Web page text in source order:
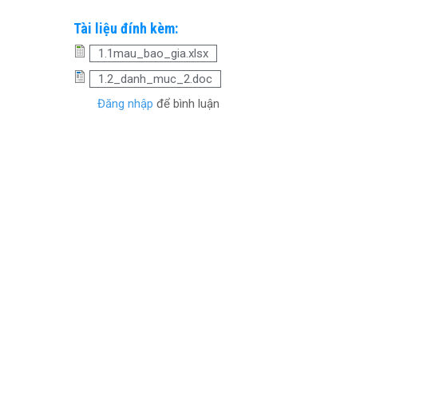
Tài liệu đính kèm:
1.1mau_bao_gia.xlsx
1.2_danh_muc_2.doc
Đăng nhập để bình luận